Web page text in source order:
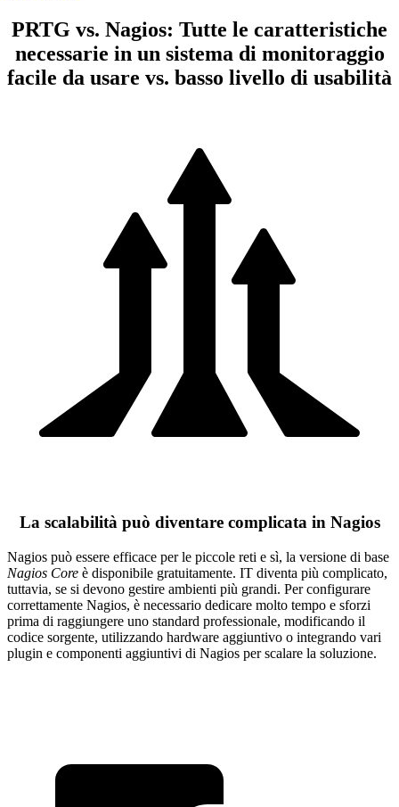
PRTG vs. Nagios: Tutte le caratteristiche
necessarie in un sistema di monitoraggio
facile da usare vs. basso livello di usabilità
La scalabilità può diventare complicata in Nagios
Nagios può essere efficace per le piccole reti e sì, la versione di base
Nagios Core è disponibile gratuitamente. IT diventa più complicato,
tuttavia, se si devono gestire ambienti più grandi. Per configurare
correttamente Nagios, è necessario dedicare molto tempo e sforzi
prima di raggiungere uno standard professionale, modificando il
codice sorgente, utilizzando hardware aggiuntivo o integrando vari
plugin e componenti aggiuntivi di Nagios per scalare la soluzione.